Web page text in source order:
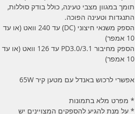
תומך במגוון מצבי טעינה, כולל בודק סוללות,
התנגדות וטעינה הפוכה.
הספק משנאי חיצוני (DC) עד 240 וואט (או עד
10 אמפר)
הספק מחיבור PD3.0/3.1 עד 126 וואט (או עד
10 אמפר)
אפשרי לרכוש באנדל עם מטען קיר 65W
* מפרט מלא בתמונות
* על מנת להגיע להספקים המצויינים יש